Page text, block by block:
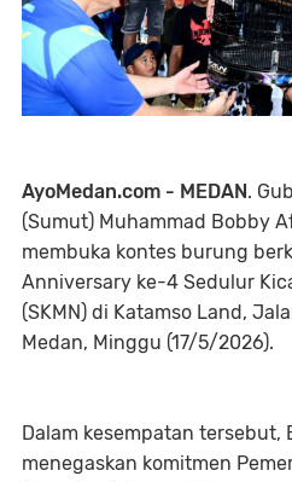
AyoMedan.com - MEDAN .
(Sumut) Muhammad Bobby
membuka kontes burung
Anniversary ke-4 Sedulur
(SKMN) di Katamso Land,
Medan, Minggu (17/5/2026).
Dalam kesempatan tersebut,
menegaskan komitmen